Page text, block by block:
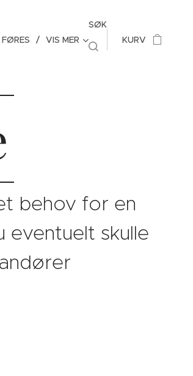
FØRES VIS MER
SØK
KURV
behov for en
eventuelt skulle